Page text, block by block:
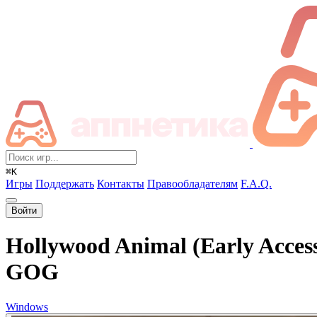
⌘K
Игры Поддержать Контакты Правообладателям F.A.Q.
Войти
Hollywood Animal (Early
GOG
Windows